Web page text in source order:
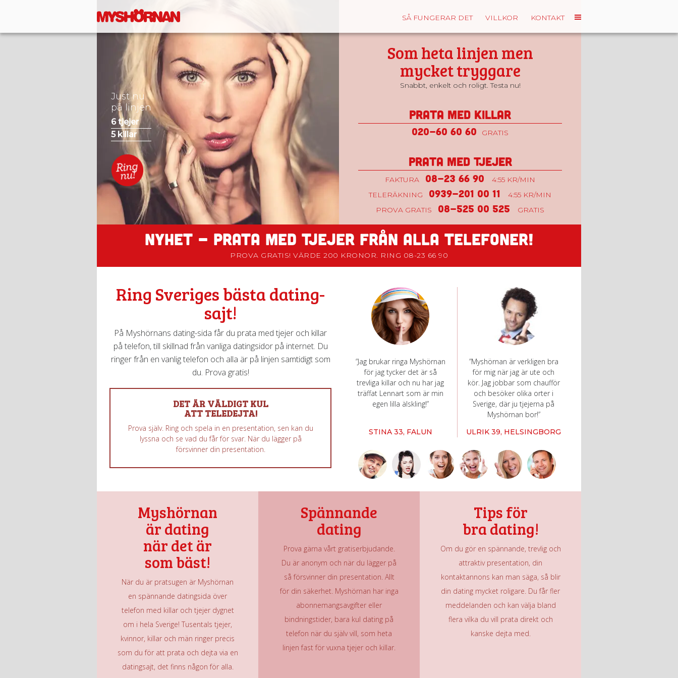
SÅ FUNGERAR DET VILLKOR KONTAKT
Just nu
på linjen
6tjejer
5killar
Som heta linjen men
mycket tryggare
Snabbt, enkelt och roligt. Testa nu!
Prata med killar
020-60 60 60 GRATIS
Prata med tjejer
FAKTURA 08-23 66 90
4:55 KR/MIN
TELERÄKNING
0939-201 00 11
4:55 KR/MIN
PROVA GRATIS
08-525 00 525 GRATIS
NYHET - PRATA MED TJEJER FRÅN ALLA TELEFONER!
PROVA GRATIS! VÄRDE 200 KRONOR. RING 08-23 66 90
Ring Sveriges bästa dating-
sajt!
På Myshörnans dating-sida får du prata med tjejer och killar
på telefon, till skillnad från vanliga datingsidor på internet. Du
ringer från en vanlig telefon och alla är på linjen samtidigt som
du. Prova gratis!
DET ÄR VÄLDIGT KUL
ATT TELEDEJTA!
Prova själv. Ring och spela in en presentation, sen kan du
lyssna och se vad du får för svar. När du lägger på
försvinner din presentation.
”Jag brukar ringa Myshörnan
för jag tycker det är så
trevliga killar och nu har jag
träffat Lennart som är min
egen lilla älskling!”
STINA 33, FALUN
”Myshörnan är verkligen bra
för mig när jag är ute och
kör. Jag jobbar som chaufför
och besöker olika orter i
Sverige, där ju tjejerna på
Myshörnan bor!”
ULRIK 39, HELSINGBORG
Myshörnan
är dating
när det är
som bäst!
När du är pratsugen är Myshörnan
en spännande datingsida över
telefon med killar och tjejer dygnet
om i hela Sverige! Tusentals tjejer,
kvinnor, killar och män ringer precis
som du för att prata och dejta via en
datingsajt, det finns någon för alla.
Spännande
dating
Prova gärna vårt gratiserbjudande.
Du är anonym och när du lägger på
så försvinner din presentation. Allt
för din säkerhet. Myshörnan har inga
abonnemangsavgifter eller
bindningstider, bara kul dating på
telefon när du själv vill, som heta
linjen fast för vuxna tjejer och killar.
Tips för
bra dating!
Om du gör en spännande, trevlig och
attraktiv presentation, din
kontaktannons kan man säga, så blir
din dating mycket roligare. Du får fler
meddelanden och kan välja bland
flera vilka du vill prata direkt och
kanske dejta med.